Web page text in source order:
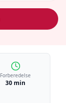
Forberedelse
30 min